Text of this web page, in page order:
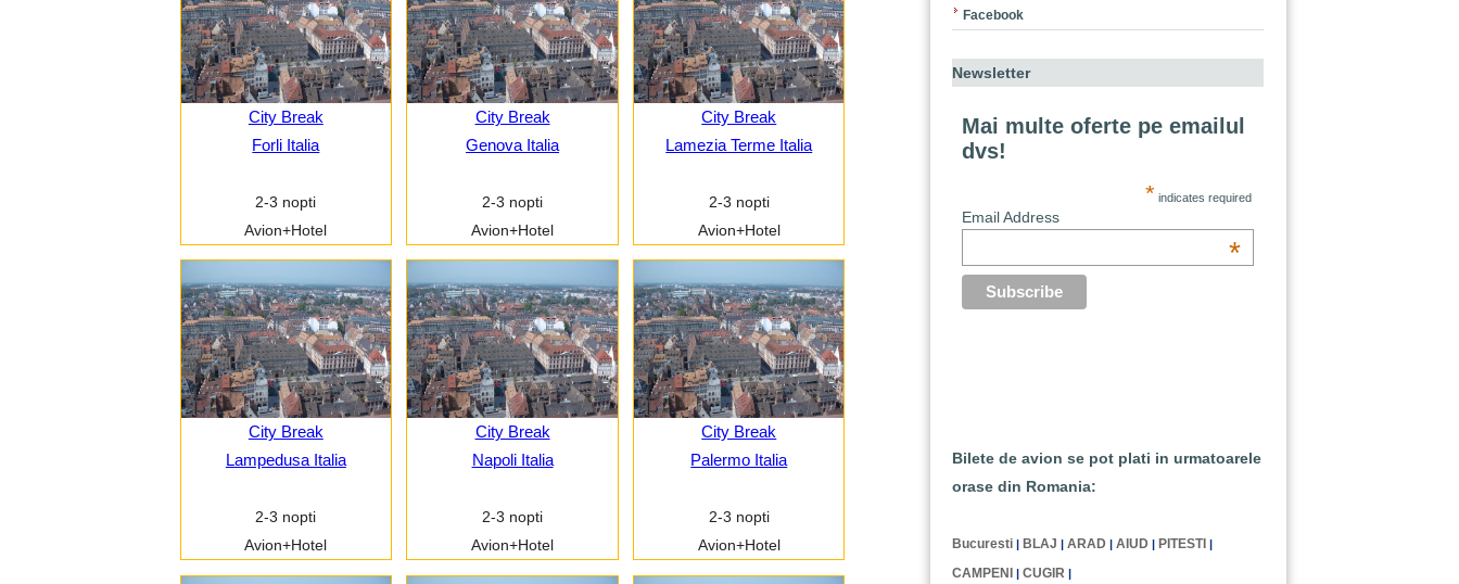
City Break
Forli Italia
2-3 nopti
Avion+Hotel
City Break
Genova Italia
2-3 nopti
Avion+Hotel
City Break
Lamezia Terme Italia
2-3 nopti
Avion+Hotel
City Break
Lampedusa Italia
2-3 nopti
Avion+Hotel
City Break
Napoli Italia
2-3 nopti
Avion+Hotel
City Break
Palermo Italia
2-3 nopti
Avion+Hotel
Facebook
Newsletter
Mai multe oferte pe emailul
dvs!
* indicates required
Email Address
*
Bilete de avion se pot plati in urmatoarele
orase din Romania:
Bucuresti | BLAJ |ARAD |AIUD | PITESTI |
CAMPENI |CUGIR |